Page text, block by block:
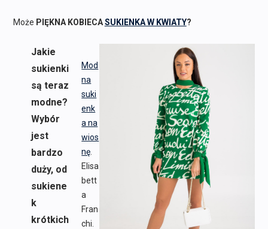
Może PIĘKNA KOBIECASUKIENKA W KWIATY?
Mod
na
suki
enk
a na
wios
nę
Elisa
bett
a
Fran
chi.
Jakie
sukienki
są teraz
modne?
Wybór
jest
bardzo
duży, od
sukiene
k
krótkich